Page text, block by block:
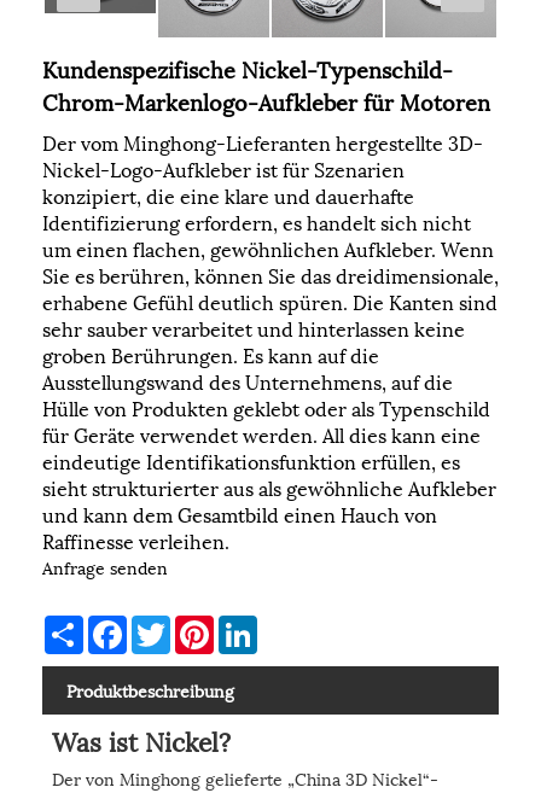
Kundenspezifische Nickel-Typenschild-
Chrom-Markenlogo-Aufkleber für Motoren
Der vom Minghong-Lieferanten hergestellte 3D-
Nickel-Logo-Aufkleber ist für Szenarien
konzipiert, die eine klare und dauerhafte
Identifizierung erfordern, es handelt sich nicht
um einen flachen, gewöhnlichen Aufkleber. Wenn
Sie es berühren, können Sie das dreidimensionale,
erhabene Gefühl deutlich spüren. Die Kanten sind
sehr sauber verarbeitet und hinterlassen keine
groben Berührungen. Es kann auf die
Ausstellungswand des Unternehmens, auf die
Hülle von Produkten geklebt oder als Typenschild
für Geräte verwendet werden. All dies kann eine
eindeutige Identifikationsfunktion erfüllen, es
sieht strukturierter aus als gewöhnliche Aufkleber
und kann dem Gesamtbild einen Hauch von
Raffinesse verleihen.
Anfrage senden
ShareFacebookTwitterPinterest
Produktbeschreibung
Was ist Nickel?
Der von Minghong gelieferte „China 3D Nickel“-